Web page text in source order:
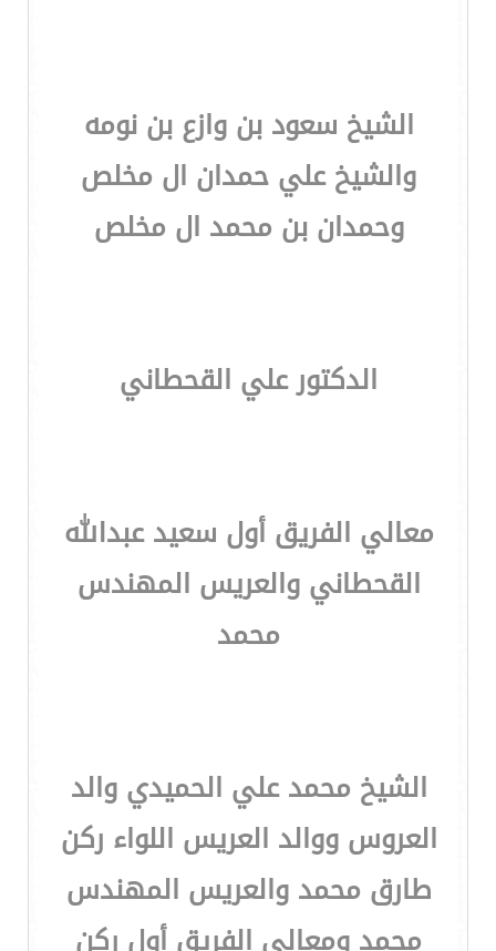
الشيخ سعود بن وازع بن نومه
والشيخ علي حمدان ال مخلص
وحمدان بن محمد ال مخلص
الدكتور علي القحطاني
معالي الفريق أول سعيد عبدالله
القحطاني والعريس المهندس
محمد
الشيخ محمد علي الحميدي والد
العروس ووالد العريس اللواء ركن
طارق محمد والعريس المهندس